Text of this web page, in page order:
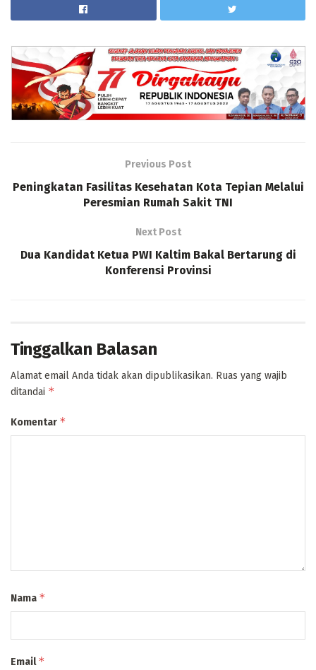
Previous Post
Peningkatan Fasilitas Kesehatan Kota Tepian Melalui
Peresmian Rumah Sakit TNI
Next Post
Dua Kandidat Ketua PWI Kaltim Bakal Bertarung di
Konferensi Provinsi
Tinggalkan Balasan
Alamat email Anda tidak akan dipublikasikan. Ruas yang wajib
ditandai *
Komentar *
Nama *
Email*